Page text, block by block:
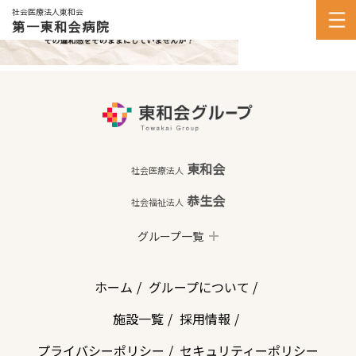
社会医療法人東和会
第一東和会病院
社会医療法人 東和会
社会福祉法人 恭生会
グループ一覧
ホーム
グループについて
施設一覧
採用情報
プライバシーポリシー
セキュリティーポリシー